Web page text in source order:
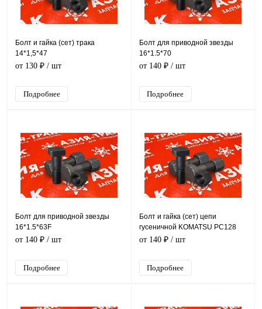
Болт и гайка (сет) трака
14*1,5*47
от 130 ₽ / шт
Подробнее
Болт для приводной звезды
16*1.5*70
от 140 ₽/ шт
Подробнее
Болт для приводной звезды
16*1.5*63F
от 140 ₽ / шт
Подробнее
Болт и гайка (сет) цепи
гусеничной KOMATSU PC128
от 140 ₽/ шт
Подробнее